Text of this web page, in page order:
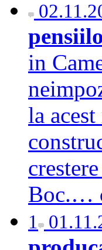
in
la
Boc.…
1